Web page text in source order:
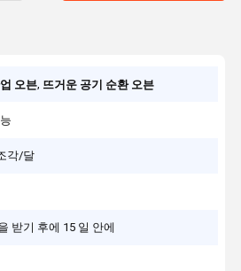
오븐, 뜨거운 공기 순환 오븐
각/달
받기 후에 15 일 안에